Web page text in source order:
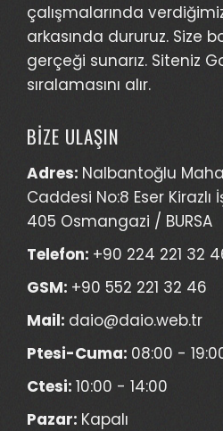
çalışmalarında
arkasında dururuz. Size
gerçeği sunarız. Siteniz
sıralamasını alır.
BİZE ULAŞIN
Adres: Nalbantoğlu
Caddesi No:8 Eser Kirazlı
405 Osmangazi / BURSA
Telefon: +90 224 221 32
GSM: +90 552 221 32 46
Mail: daio@daio.web.tr
Ptesi-Cuma: 08:00 -
Ctesi: 10:00 - 14:00
Pazar: Kapalı